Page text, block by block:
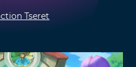
Tseret